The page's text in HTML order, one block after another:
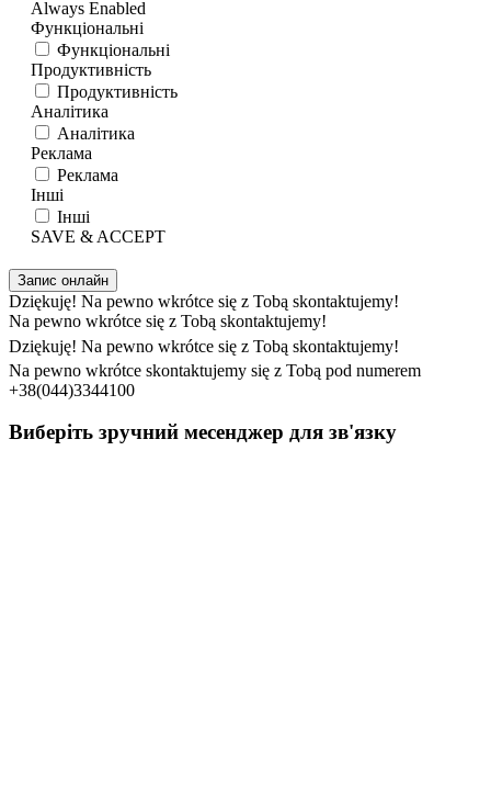
Always Enabled
Функціональні
Функціональні
Продуктивність
Продуктивність
Аналітика
Аналітика
Реклама
Реклама
Інші
Інші
SAVE & ACCEPT
Запис онлайн
Dziękuję! Na pewno wkrótce się z Tobą skontaktujemy!
Na pewno wkrótce się z Tobą skontaktujemy!
Dziękuję! Na pewno wkrótce się z Tobą skontaktujemy!
Na pewno wkrótce skontaktujemy się z Tobą pod numerem
+38(044)3344100
Виберіть зручний месенджер для зв'язку